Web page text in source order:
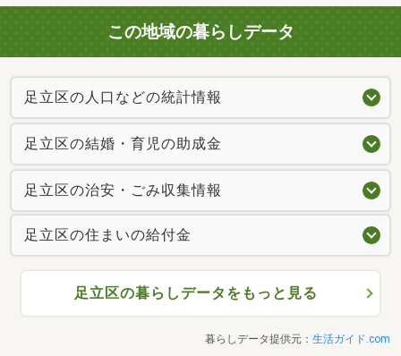
この地域の暮らしデータ
足立区の人口などの統計情報
足立区の結婚・育児の助成金
足立区の治安・ごみ収集情報
足立区の住まいの給付金
足立区の暮らしデータをもっと見る
暮らしデータ提供元： 生活ガイド.com